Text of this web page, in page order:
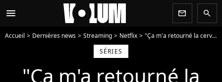
menu newsletter search
Accueil Dernières news Streaming Netflix
"Ça m'a retourné la cervelle" : cette nouvelle série coréenne cartonne sur Netflix et déstabilise les abonnés !
SÉRIES
"Ça m'a retourné la